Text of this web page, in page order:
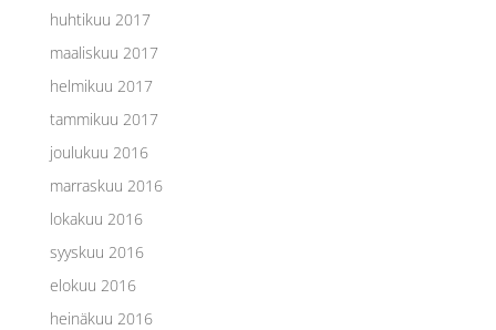
huhtikuu 2017
maaliskuu 2017
helmikuu 2017
tammikuu 2017
joulukuu 2016
marraskuu 2016
lokakuu 2016
syyskuu 2016
elokuu 2016
heinäkuu 2016